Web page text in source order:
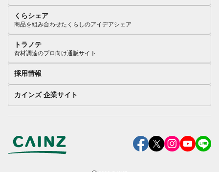
くらシェア
商品を組み合わせたくらしのアイデアシェア
トラノテ
資材調達のプロ向け通販サイト
採用情報
カインズ 企業サイト